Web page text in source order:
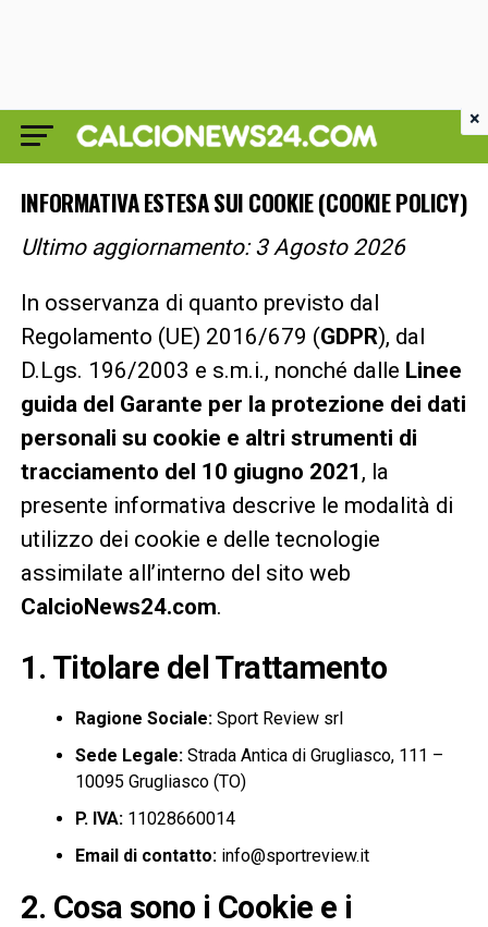
INFORMATIVA ESTESA SUI COOKIE (COOKIE POLICY)
Ultimo aggiornamento: 3 Agosto 2026
In osservanza di quanto previsto dal
Regolamento (UE) 2016/679 (GDPR), dal
D.Lgs. 196/2003 e s.m.i., nonché dalle Linee
guida del Garante per la protezione dei dati
personali su cookie e altri strumenti di
tracciamento del 10 giugno 2021 , la
presente informativa descrive le modalità di
utilizzo dei cookie e delle tecnologie
assimilate all’interno del sito web
CalcioNews24.com.
1. Titolare del Trattamento
Ragione Sociale:Sport Review srl
Sede Legale:Strada Antica di Grugliasco, 111 –
10095 Grugliasco (TO)
P. IVA:11028660014
Email di contatto:info@sportreview.it
2. Cosa sono i Cookie e i
×